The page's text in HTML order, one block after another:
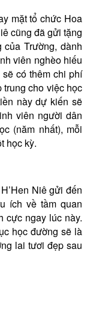
mặt tổ chức Hoa
cũng đã gửi tặng
Trường, dành
viên nghèo hiếu
có thêm chi phí
trung cho việc học
này dự kiến sẽ
viên người dân
(năm nhất), mỗi
học kỳ.
Niê gửi đến
ích về tầm quan
cực ngay lúc này.
học đường sẽ là
lai tươi đẹp sau